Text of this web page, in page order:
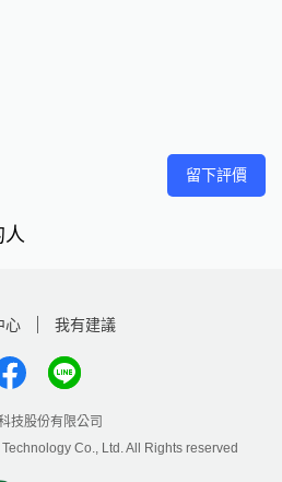
留下評價
心 我有建議
技股份有限公司
Co., Ltd. All Rights reserved